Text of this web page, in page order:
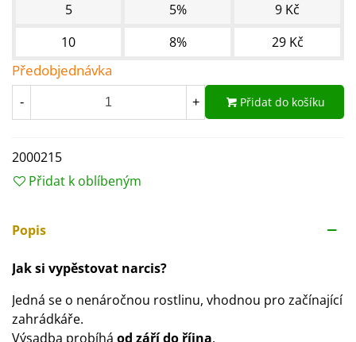
5
5%
9 Kč
10
8% 29 Kč
Předobjednávka
- + Přidat do košíku
2000215
Přidat k oblíbeným
Popis
Jak si vypěstovat narcis?
Jedná se o nenáročnou rostlinu, vhodnou pro začínající
zahrádkáře.
Výsadba probíhá od září do října.